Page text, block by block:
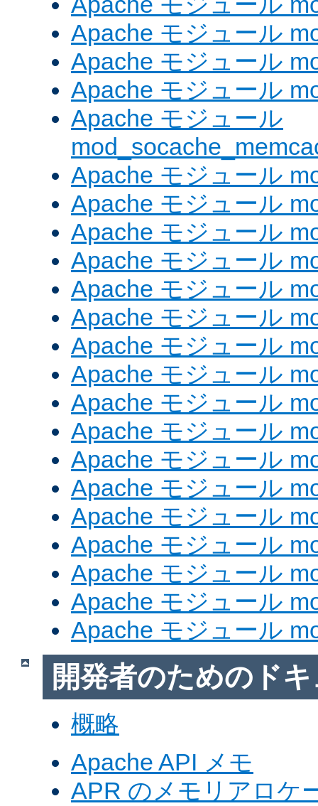
Apache モジュール
Apache モジュール
Apache モジュール
Apache モジュール
Apache モジュール
Apache モジュール
Apache モジュール
Apache モジュール
Apache モジュール
Apache モジュール
Apache モジュール
Apache モジュール
Apache モジュール
Apache モジュール
Apache モジュール
Apache モジュール
Apache モジュール
Apache モジュール
Apache モジュール
Apache モジュール
Apache モジュール
開発者のためのド
概略
Apache API メモ
APR のメモリアロケ